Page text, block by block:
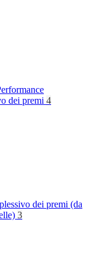
dei premi 4
dei premi (da
3